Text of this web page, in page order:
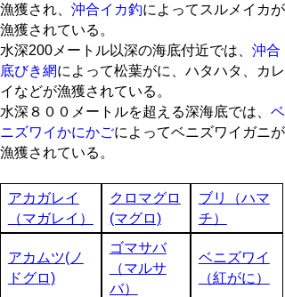
漁獲され、 沖合イカ釣によってスルメイカが
漁獲されている。
水深200メートル以深の海底付近では、 沖合
底びき網によって松葉がに、ハタハタ、カレ
イなどが漁獲されている。
水深８００メートルを超える深海底では、 ベ
ニズワイかにかごによってベニズワイガニが
漁獲されている。
アカガレイ
（マガレイ）
クロマグロ
(マグロ)
ブリ（ハマ
チ）
アカムツ(ノ
ドグロ)
ゴマサバ
（マルサ
バ）
ベニズワイ
（紅がに）